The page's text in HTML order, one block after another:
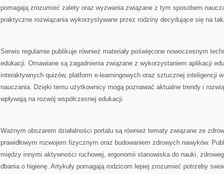
pomagają zrozumieć zalety oraz wyzwania związane z tym sposobem
praktyczne rozwiązania wykorzystywane przez rodziny decydujące się na
Serwis regularnie publikuje również materiały poświęcone nowoczesnym
edukacji. Omawiane są zagadnienia związane z wykorzystaniem aplikacji
interaktywnych quizów, platform e-learningowych oraz sztucznej inteligencji
nauczania. Dzięki temu użytkownicy mogą poznawać aktualne trendy i
wpływają na rozwój współczesnej edukacji.
Ważnym obszarem działalności portalu są również tematy związane ze
prawidłowym rozwojem fizycznym oraz budowaniem zdrowych nawyków.
między innymi aktywności ruchowej, ergonomii stanowiska do nauki,
dbania o higienę. Artykuły pomagają rodzicom lepiej zrozumieć potrzeby